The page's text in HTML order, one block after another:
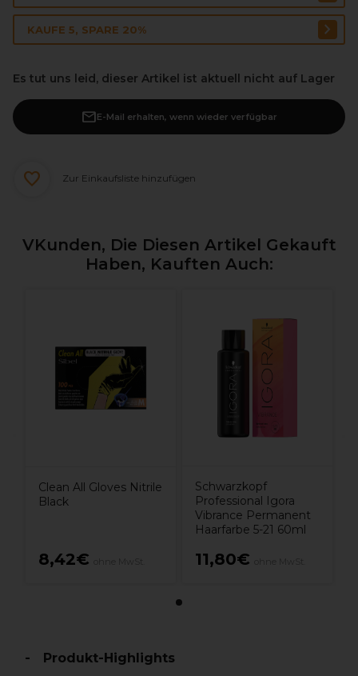
KAUFE 5, SPARE 20%
Es tut uns leid, dieser Artikel ist aktuell nicht auf Lager
E-Mail erhalten, wenn wieder verfügbar
Zur Einkaufsliste hinzufügen
VKunden, Die Diesen Artikel Gekauft
Haben, Kauften Auch:
Clean All Gloves Nitrile
Black
8,42€
Schwarzkopf
Professional Igora
Vibrance Permanent
Haarfarbe 5-21 60ml
11,80€
Produkt-Highlights